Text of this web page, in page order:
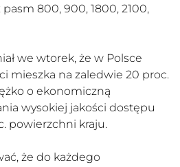
800, 900, 1800, 2100,
we wtorek, że w Polsce
mieszka na zaledwie 20 proc.
o ekonomiczną
wysokiej jakości dostępu
powierzchni kraju.
że do każdego